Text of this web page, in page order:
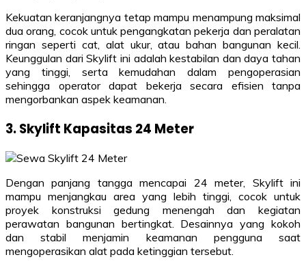
Kekuatan keranjangnya tetap mampu menampung maksimal
dua orang, cocok untuk pengangkatan pekerja dan peralatan
ringan seperti cat, alat ukur, atau bahan bangunan kecil.
Keunggulan dari Skylift ini adalah kestabilan dan daya tahan
yang tinggi, serta kemudahan dalam pengoperasian
sehingga operator dapat bekerja secara efisien tanpa
mengorbankan aspek keamanan.
3. Skylift Kapasitas 24 Meter
Dengan panjang tangga mencapai 24 meter, Skylift ini
mampu menjangkau area yang lebih tinggi, cocok untuk
proyek konstruksi gedung menengah dan kegiatan
perawatan bangunan bertingkat. Desainnya yang kokoh
dan stabil menjamin keamanan pengguna saat
mengoperasikan alat pada ketinggian tersebut.